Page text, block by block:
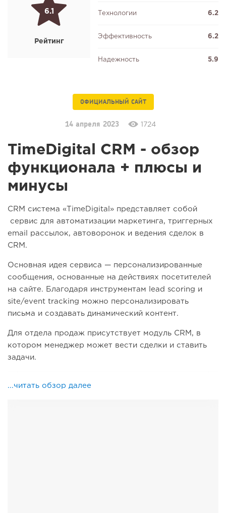
6.1
Рейтинг
Технологии 6.2
Эффективность 6.2
Надежность 5.9
ОФИЦИАЛЬНЫЙ САЙТ
14 апреля 2023 1724
TimeDigital CRM - обзор
функционала + плюсы и
минусы
CRM система «TimeDigital» представляет собой
сервис для автоматизации маркетинга, триггерных
email рассылок, автоворонок и ведения сделок в
CRM.
Основная идея сервиса — персонализированные
сообщения, основанные на действиях посетителей
на сайте. Благодаря инструментам lead scoring и
site/event tracking можно персонализировать
письма и создавать динамический контент.
Для отдела продаж присутствует модуль CRM, в
котором менеджер может вести сделки и ставить
задачи.
...читать обзор далее